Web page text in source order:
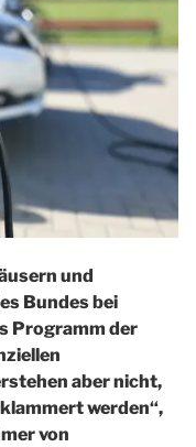
und
Bundes bei
Programm der
aber nicht,
werden“,
von